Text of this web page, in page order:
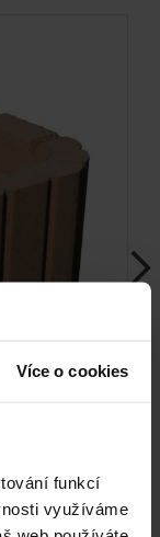
Více o cookies
funkcí
využíváme